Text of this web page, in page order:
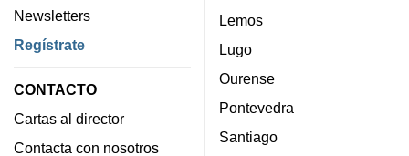
Newsletters
Regístrate
CONTACTO
Cartas al director
Contacta con nosotros
Lemos
Lugo
Ourense
Pontevedra
Santiago